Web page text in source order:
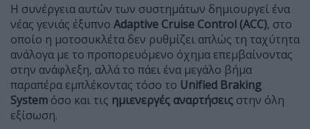
Η συνέργεια αυτών των συστημάτων δημιουργεί ένα
νέας γενιάς έξυπνο Adaptive Cruise Control (ACC), στο
οποίο η μοτοσυκλέτα δεν ρυθμίζει απλώς τη ταχύτητα
ανάλογα με το προπορευόμενο όχημα επεμβαίνοντας
στην ανάφλεξη, αλλά το πάει ένα μεγάλο βήμα
παραπέρα εμπλέκοντας τόσο το Unified Braking
System όσο και τις ημιενεργές αναρτήσεις στην όλη
εξίσωση.